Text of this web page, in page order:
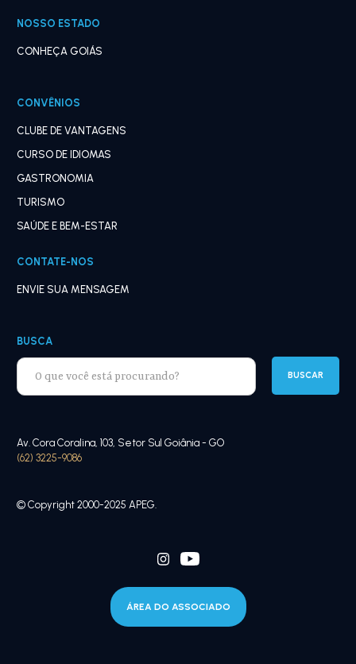
NOSSO ESTADO
CONHEÇA GOIÁS
CONVÊNIOS
CLUBE DE VANTAGENS
CURSO DE IDIOMAS
GASTRONOMIA
TURISMO
SAÚDE E BEM-ESTAR
CONTATE-NOS
ENVIE SUA MENSAGEM
BUSCA
Av. Cora Coralina, 103, Setor Sul Goiânia - GO
(62) 3225-9086
© Copyright 2000-2025 APEG.
ÁREA DO ASSOCIADO